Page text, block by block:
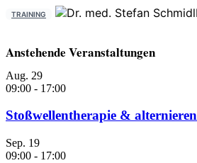
TRAINING
Anstehende Veranstaltungen
Aug. 29
09:00 - 17:00
Stoßwellentherapie &
Sep. 19
09:00 - 17:00